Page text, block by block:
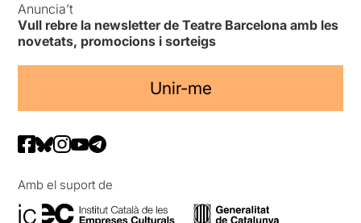
Anuncia’t
Vull rebre la newsletter de Teatre Barcelona amb les
novetats, promocions i sorteigs
Unir-me
Amb el suport de